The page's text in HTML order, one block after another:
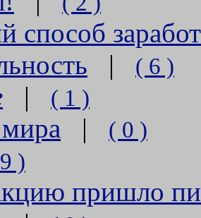
способ
| ( 6 )
| ( 1 )
| ( 0 )
)
пришло